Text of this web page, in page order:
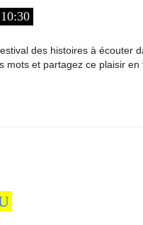
des histoires à écouter
mots et partagez ce plaisir en